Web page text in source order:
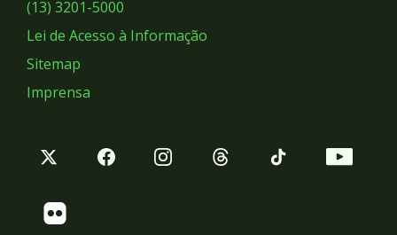
(13) 3201-5000
Lei de Acesso à Informação
Sitemap
Imprensa